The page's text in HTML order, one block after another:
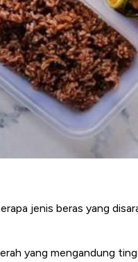
jenis beras yang
yang mengandung
Panas Tanpa AC